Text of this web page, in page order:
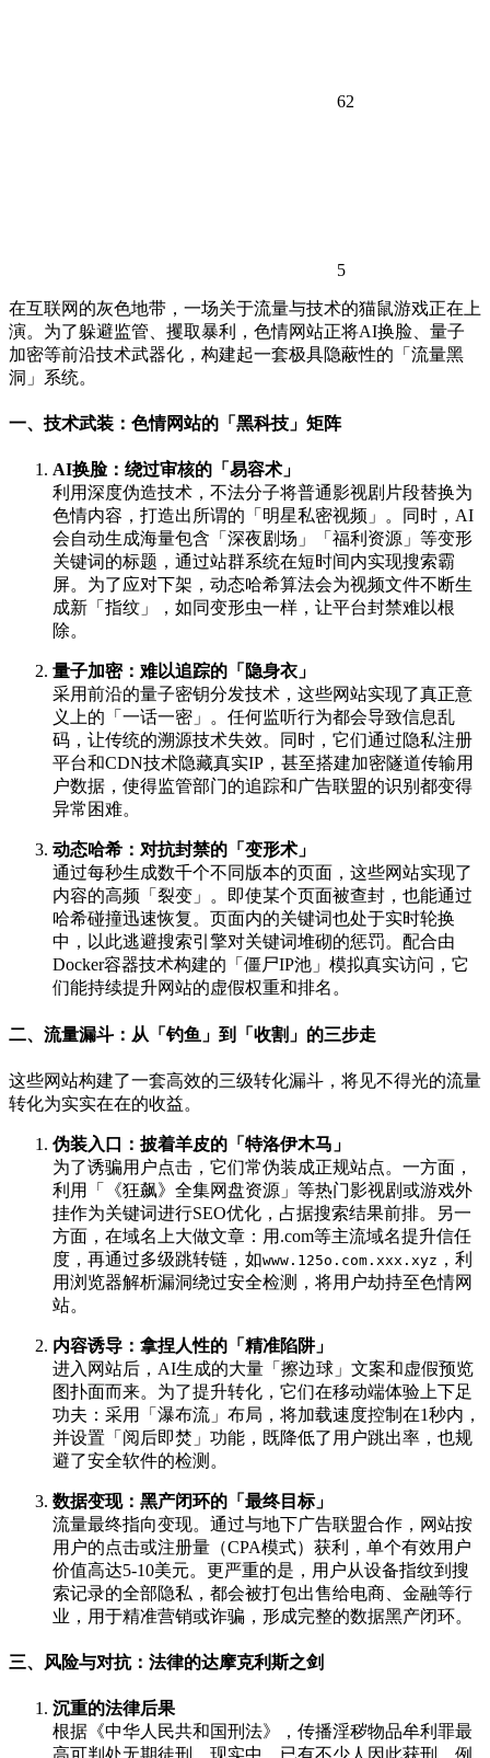
62
5
在互联网的灰色地带，一场关于流量与技术的猫鼠游戏正在上
演。为了躲避监管、攫取暴利，色情网站正将AI换脸、量子
加密等前沿技术武器化，构建起一套极具隐蔽性的「流量黑
洞」系统。
一、技术武装：色情网站的「黑科技」矩阵
AI换脸：绕过审核的「易容术」
利用深度伪造技术，不法分子将普通影视剧片段替换为
色情内容，打造出所谓的「明星私密视频」。同时，AI
会自动生成海量包含「深夜剧场」「福利资源」等变形
关键词的标题，通过站群系统在短时间内实现搜索霸
屏。为了应对下架，动态哈希算法会为视频文件不断生
成新「指纹」，如同变形虫一样，让平台封禁难以根
除。
量子加密：难以追踪的「隐身衣」
采用前沿的量子密钥分发技术，这些网站实现了真正意
义上的「一话一密」。任何监听行为都会导致信息乱
码，让传统的溯源技术失效。同时，它们通过隐私注册
平台和CDN技术隐藏真实IP，甚至搭建加密隧道传输用
户数据，使得监管部门的追踪和广告联盟的识别都变得
异常困难。
动态哈希：对抗封禁的「变形术」
通过每秒生成数千个不同版本的页面，这些网站实现了
内容的高频「裂变」。即使某个页面被查封，也能通过
哈希碰撞迅速恢复。页面内的关键词也处于实时轮换
中，以此逃避搜索引擎对关键词堆砌的惩罚。配合由
Docker容器技术构建的「僵尸IP池」模拟真实访问，它
们能持续提升网站的虚假权重和排名。
二、流量漏斗：从「钓鱼」到「收割」的三步走
这些网站构建了一套高效的三级转化漏斗，将见不得光的流量
转化为实实在在的收益。
伪装入口：披着羊皮的「特洛伊木马」
为了诱骗用户点击，它们常伪装成正规站点。一方面，
利用「《狂飙》全集网盘资源」等热门影视剧或游戏外
挂作为关键词进行SEO优化，占据搜索结果前排。另一
方面，在域名上大做文章：用.com等主流域名提升信任
度，再通过多级跳转链，如www.125o.com.xxx.xyz ，利
用浏览器解析漏洞绕过安全检测，将用户劫持至色情网
站。
内容诱导：拿捏人性的「精准陷阱」
进入网站后，AI生成的大量「擦边球」文案和虚假预览
图扑面而来。为了提升转化，它们在移动端体验上下足
功夫：采用「瀑布流」布局，将加载速度控制在1秒内，
并设置「阅后即焚」功能，既降低了用户跳出率，也规
避了安全软件的检测。
数据变现：黑产闭环的「最终目标」
流量最终指向变现。通过与地下广告联盟合作，网站按
用户的点击或注册量（CPA模式）获利，单个有效用户
价值高达5-10美元。更严重的是，用户从设备指纹到搜
索记录的全部隐私，都会被打包出售给电商、金融等行
业，用于精准营销或诈骗，形成完整的数据黑产闭环。
三、风险与对抗：法律的达摩克利斯之剑
沉重的法律后果
根据《中华人民共和国刑法》，传播淫秽物品牟利罪最